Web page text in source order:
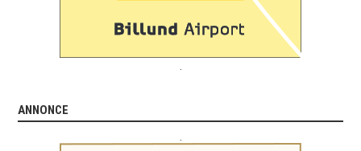
ANNONCE